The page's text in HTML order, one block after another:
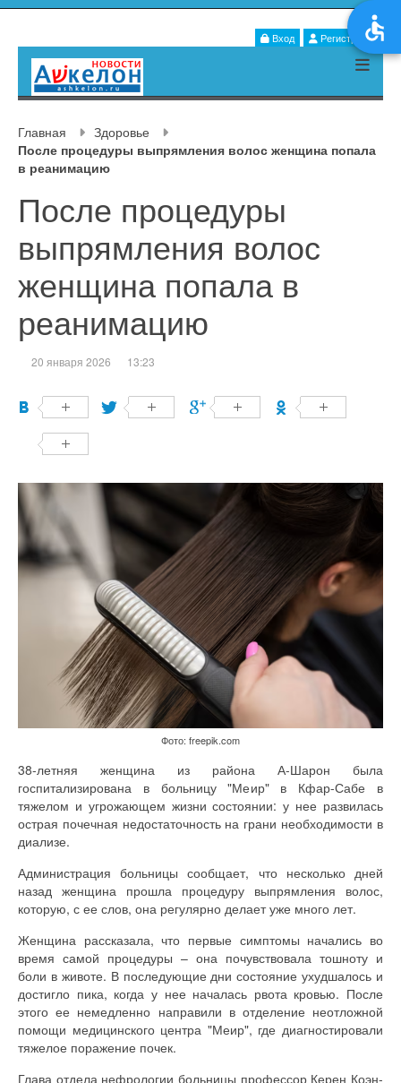
Вход Регистрация
Главная
Здоровье
После процедуры выпрямления волос женщина попала
в реанимацию
После процедуры
выпрямления волос
женщина попала в
реанимацию
20 января 2026 13:23
Фото: freepik.com
38-летняя женщина из района А-Шарон была
госпитализирована в больницу "Меир" в Кфар-Сабе в
тяжелом и угрожающем жизни состоянии: у нее развилась
острая почечная недостаточность на грани необходимости в
диализе.
Администрация больницы сообщает, что несколько дней
назад женщина прошла процедуру выпрямления волос,
которую, с ее слов, она регулярно делает уже много лет.
Женщина рассказала, что первые симптомы начались во
время самой процедуры – она почувствовала тошноту и
боли в животе. В последующие дни состояние ухудшалось и
достигло пика, когда у нее началась рвота кровью. После
этого ее немедленно направили в отделение неотложной
помощи медицинского центра "Меир", где диагностировали
тяжелое поражение почек.
Глава отдела нефрологии больницы профессор Керен Коэн-